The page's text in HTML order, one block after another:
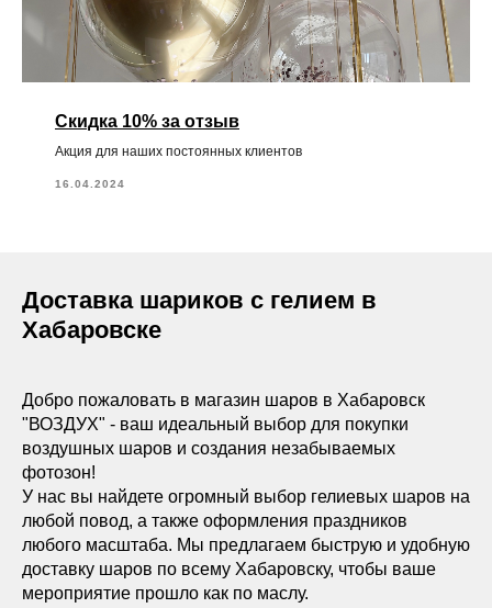
Скидка 10% за отзыв
Акция для наших постоянных клиентов
16.04.2024
Доставка шариков с гелием в
Хабаровске
Добро пожаловать в магазин шаров в Хабаровск
"ВОЗДУХ" - ваш идеальный выбор для покупки
воздушных шаров и создания незабываемых
фотозон!
У нас вы найдете огромный выбор гелиевых шаров на
любой повод, а также оформления праздников
любого масштаба. Мы предлагаем быструю и удобную
доставку шаров по всему Хабаровску, чтобы ваше
мероприятие прошло как по маслу.